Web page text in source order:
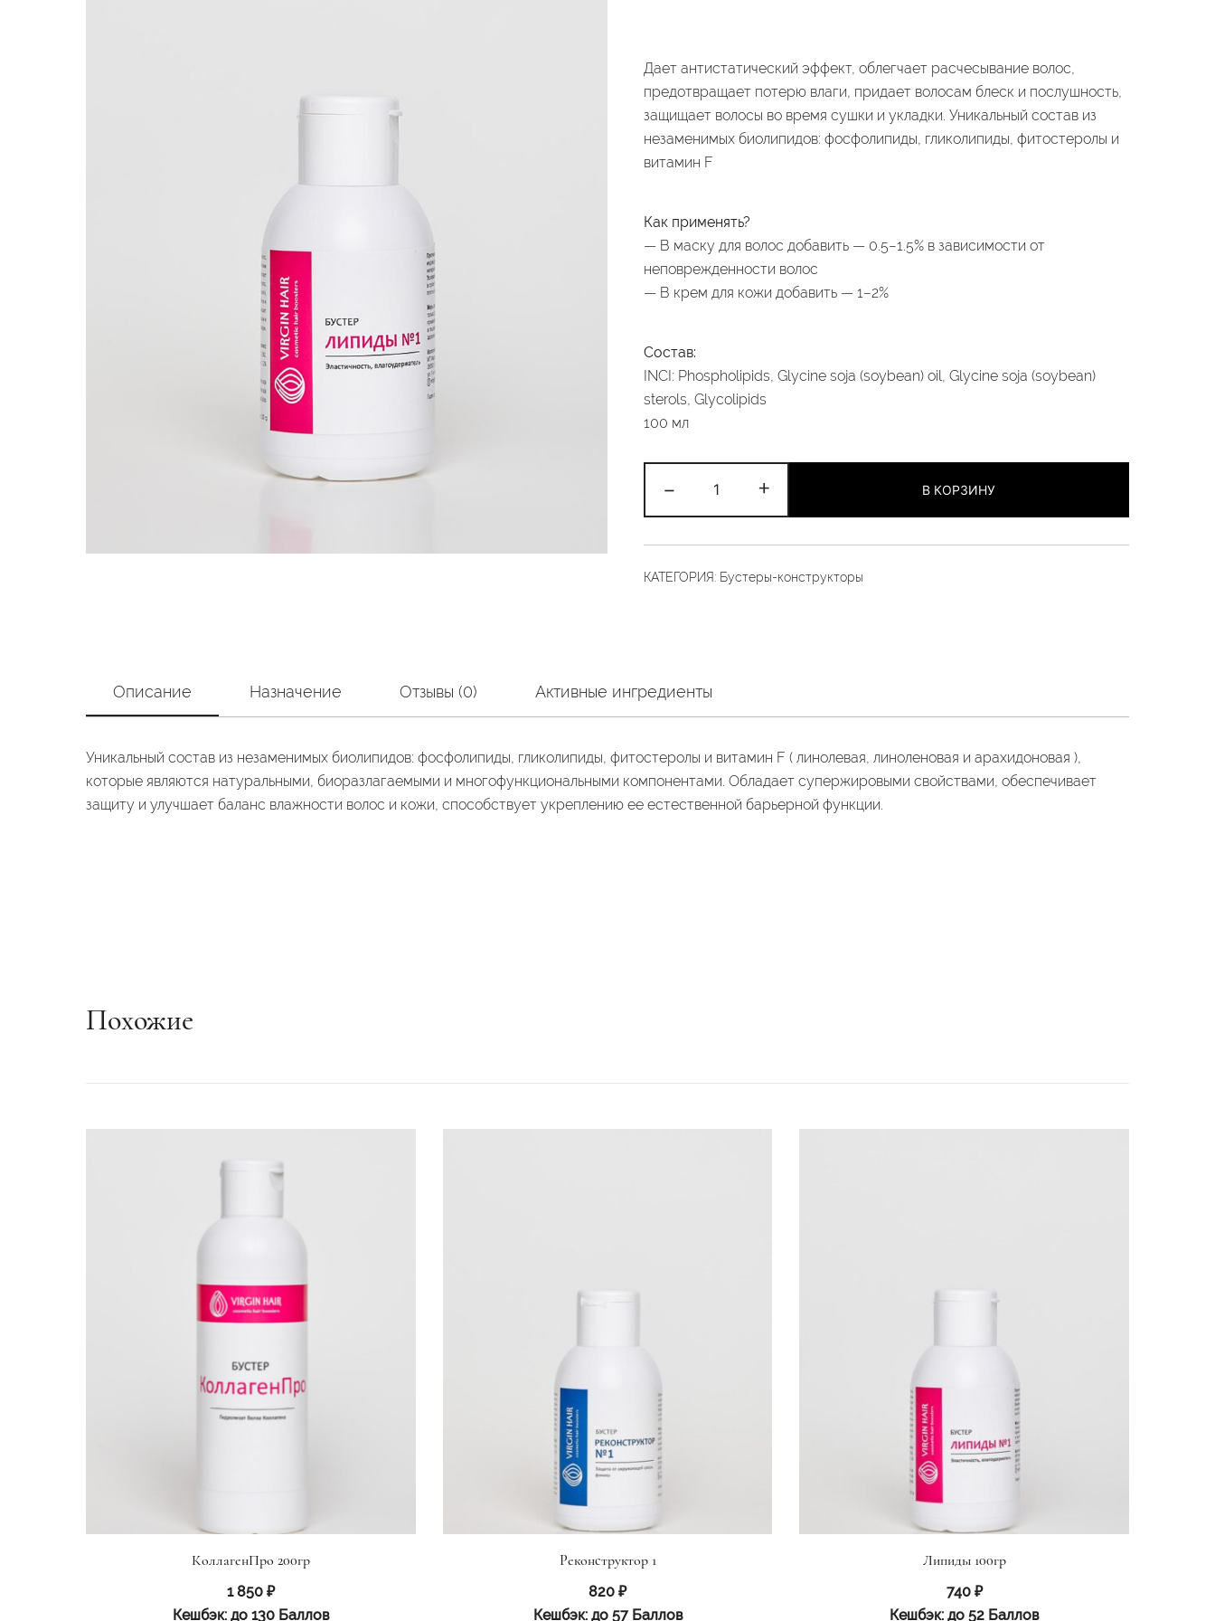
Дает антистатический эффект, облегчает расчесывание волос,
предотвращает потерю влаги, придает волосам блеск и послушность,
защищает волосы во время сушки и укладки. Уникальный состав из
незаменимых биолипидов: фосфолипиды, гликолипиды, фитостеролы и
витамин F
Как применять?
— В маску для волос добавить — 0.5−1.5% в зависимости от
неповрежденности волос
— В крем для кожи добавить — 1−2%
Состав:
INCI: Phospholipids, Glycine soja (soybean) oil, Glycine soja (soybean)
sterols, Glycolipids
100 мл
-
товара
Липиды.
Набор
3*100гр
+ В КОРЗИНУ
КАТЕГОРИЯ: Бустеры-конструкторы
Описание Назначение Отзывы (0) Активные ингредиенты
Уникальный состав из незаменимых биолипидов: фосфолипиды, гликолипиды, фитостеролы и витамин F ( линолевая, линоленовая и арахидоновая ),
которые являются натуральными, биоразлагаемыми и многофункциональными компонентами. Обладает супержировыми свойствами, обеспечивает
защиту и улучшает баланс влажности волос и кожи, способствует укреплению ее естественной барьерной функции.
Похожие
КоллагенПро 200гр
1 850 ₽
Кешбэк:до 130 Баллов
Реконструктор 1
820 ₽
Кешбэк:до 57 Баллов
Липиды 100гр
740 ₽
Кешбэк: до 52 Баллов